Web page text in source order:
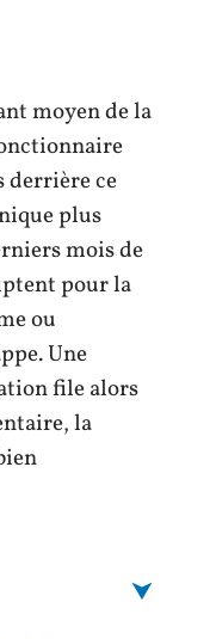
moyen de la
derrière ce
plus
mois de
pour la
ou
Une
file alors
la